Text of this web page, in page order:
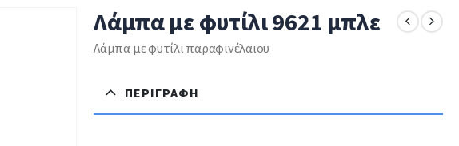
Λάμπα με φυτίλι 9621 μπλε
Λάμπα με φυτίλι παραφινέλαιου
ΠΕΡΙΓΡΑΦΉ